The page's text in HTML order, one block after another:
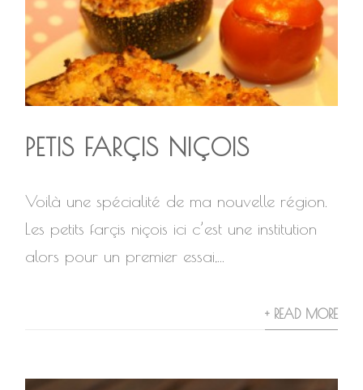
PETIS FARÇIS NIÇOIS
Voilà une spécialité de ma nouvelle région.
Les petits farçis niçois ici c’est une institution
alors pour un premier essai,...
+ READ MORE